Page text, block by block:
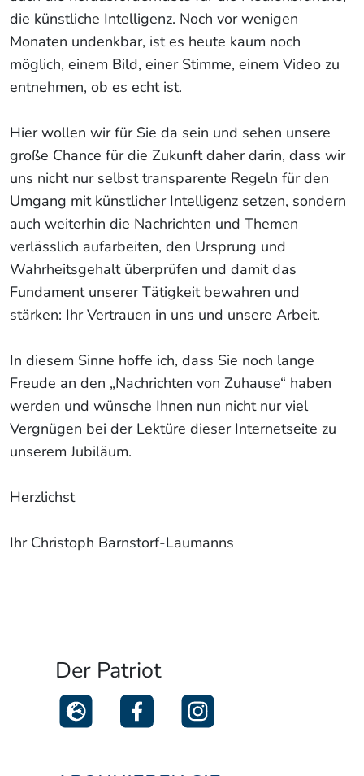
die künstliche Intelligenz. Noch vor wenigen
Monaten undenkbar, ist es heute kaum noch
möglich, einem Bild, einer Stimme, einem Video zu
entnehmen, ob es echt ist.
Hier wollen wir für Sie da sein und sehen unsere
große Chance für die Zukunft daher darin, dass wir
uns nicht nur selbst transparente Regeln für den
Umgang mit künstlicher Intelligenz setzen, sondern
auch weiterhin die Nachrichten und Themen
verlässlich aufarbeiten, den Ursprung und
Wahrheitsgehalt überprüfen und damit das
Fundament unserer Tätigkeit bewahren und
stärken: Ihr Vertrauen in uns und unsere Arbeit.
In diesem Sinne hoffe ich, dass Sie noch lange
Freude an den „Nachrichten von Zuhause“ haben
werden und wünsche Ihnen nun nicht nur viel
Vergnügen bei der Lektüre dieser Internetseite zu
unserem Jubiläum.
Herzlichst
Ihr Christoph Barnstorf-Laumanns
Der Patriot